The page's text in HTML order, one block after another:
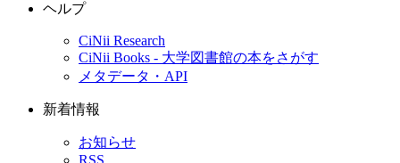
ヘルプ
CiNii Research
CiNii Books - 大学図書館の本をさがす
メタデータ・API
新着情報
お知らせ